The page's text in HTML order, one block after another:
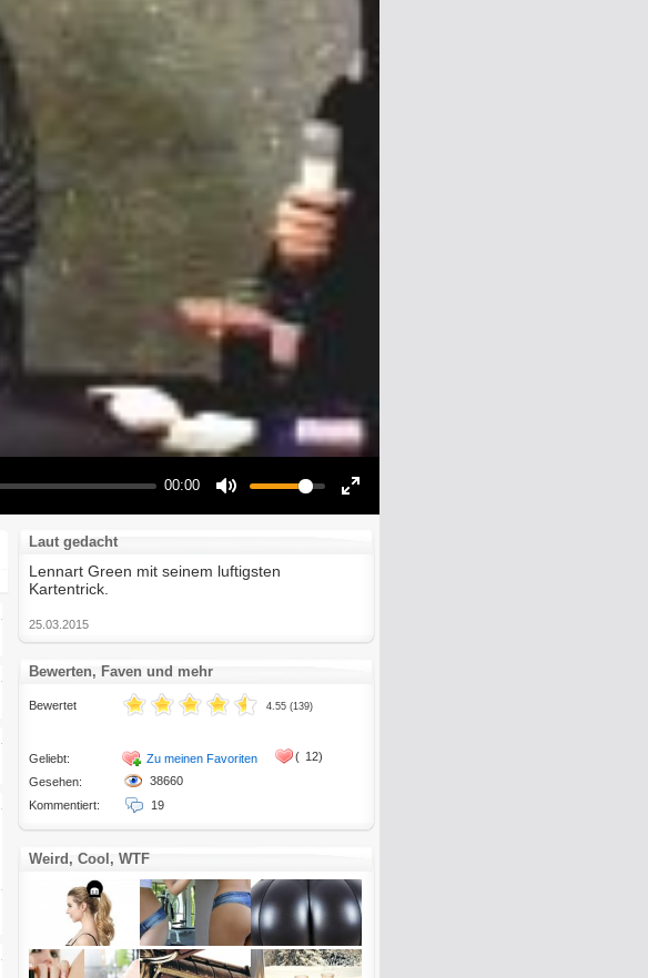
00:00
Laut gedacht
Lennart Green mit seinem luftigsten
Kartentrick.
25.03.2015
Bewerten, Faven und mehr
Bewertet
Geliebt:
Gesehen:
Kommentiert:
4.55 (139)
Zu meinen Favoriten
38660
19
( 12)
Weird, Cool, WTF